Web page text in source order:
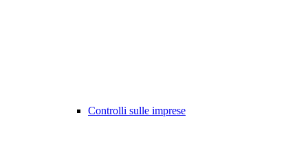
Controlli sulle imprese